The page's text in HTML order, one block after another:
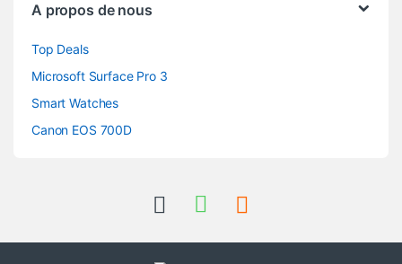
A propos de nous
Top Deals
Microsoft Surface Pro 3
Smart Watches
Canon EOS 700D